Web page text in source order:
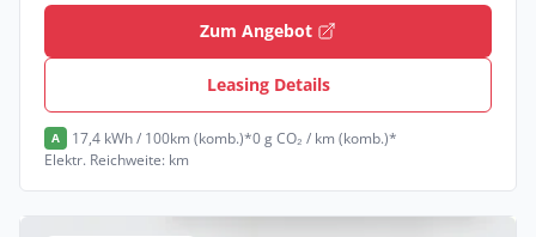
Zum Angebot
Leasing Details
A 17,4 kWh / 100km (komb.)*0 g CO₂ / km (komb.)*
Elektr. Reichweite: km